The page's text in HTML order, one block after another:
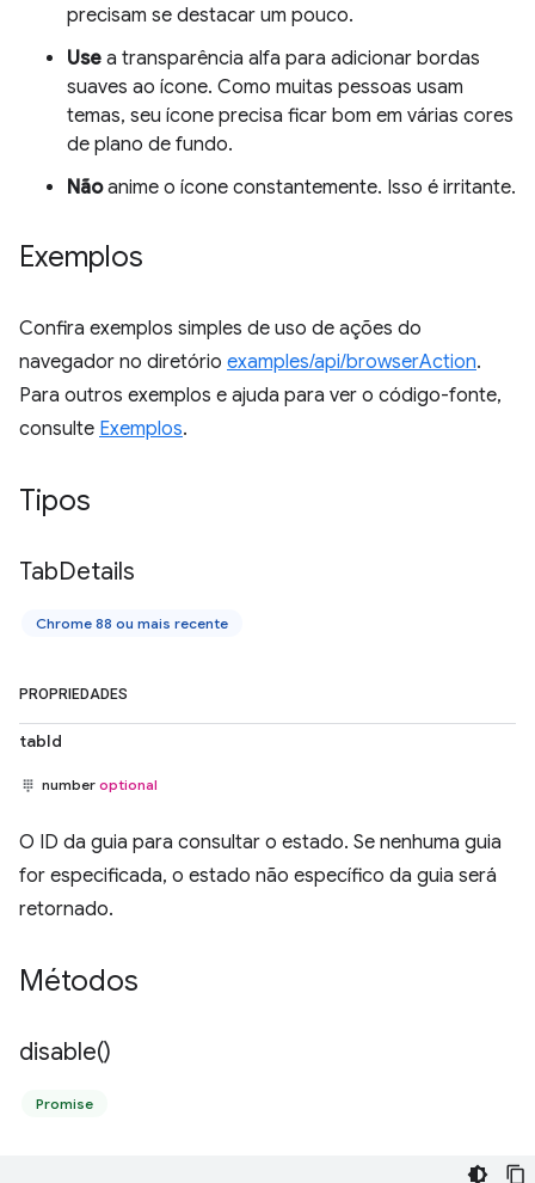
precisam se destacar um pouco.
Use a transparência alfa para adicionar bordas
suaves ao ícone. Como muitas pessoas usam
temas, seu ícone precisa ficar bom em várias cores
de plano de fundo.
Nãoanime o ícone constantemente. Isso é irritante.
Exemplos
Confira exemplos simples de uso de ações do
navegador no diretório examples/api/browserAction.
Para outros exemplos e ajuda para ver o código-fonte,
consulte Exemplos.
Tipos
TabDetails
Chrome 88 ou mais recente
PROPRIEDADES
tabId
number optional
O ID da guia para consultar o estado. Se nenhuma guia
for especificada, o estado não específico da guia será
retornado.
Métodos
disable()
Promise